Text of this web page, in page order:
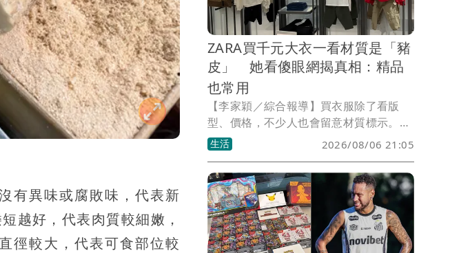
有異味或腐敗味，代表新
越好，代表肉質較細嫩，
徑較大，代表可食部位較
ZARA買千元大衣一看材質是「豬
皮」 她看傻眼網揭真相：精品
也常用
【李家穎／綜合報導】買衣服除了看版
型、價格，不少人也會留意材質標示。一
名網友近日逛服飾品牌ZARA時，意外發
現一件售價超過7000元的真皮外套，仔細
查看標籤後，竟寫著「100％豬皮」，讓
她當場愣住，直呼「豬皮也算是真皮
嗎？」更好奇若販售到中東等穆斯林市場
是否會有疑慮。貼文曝光後掀起熱議，也
釣出不少內行人解答。
生活 2026/08/06 21:05